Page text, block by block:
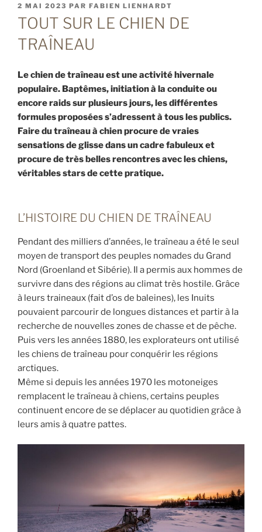
PUBLIÉ
LE
2 MAI 2023 PAR FABIEN LIENHARDT
TOUT SUR LE CHIEN DE
TRAÎNEAU
Le chien de traîneau est une activité hivernale
populaire. Baptêmes, initiation à la conduite ou
encore raids sur plusieurs jours, les différentes
formules proposées s’adressent à tous les publics.
Faire du traîneau à chien procure de vraies
sensations de glisse dans un cadre fabuleux et
procure de très belles rencontres avec les chiens,
véritables stars de cette pratique.
L’HISTOIRE DU CHIEN DE TRAÎNEAU
Pendant des milliers d’années, le traîneau a été le seul
moyen de transport des peuples nomades du Grand
Nord (Groenland et Sibérie). Il a permis aux hommes de
survivre dans des régions au climat très hostile. Grâce
à leurs traineaux (fait d’os de baleines), les Inuits
pouvaient parcourir de longues distances et partir à la
recherche de nouvelles zones de chasse et de pêche.
Puis vers les années 1880, les explorateurs ont utilisé
les chiens de traîneau pour conquérir les régions
arctiques.
Même si depuis les années 1970 les motoneiges
remplacent le traîneau à chiens, certains peuples
continuent encore de se déplacer au quotidien grâce à
leurs amis à quatre pattes.